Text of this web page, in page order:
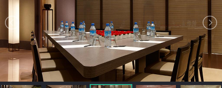
直
接
跟